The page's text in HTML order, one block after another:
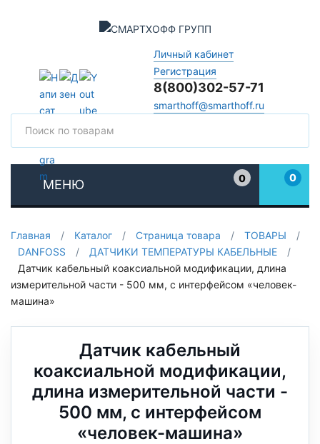
Личный кабинет
Регистрация
8(800)302-57-71
smarthoff@smarthoff.ru
МЕНЮ
0
0
Главная / Каталог / Страница товара / ТОВАРЫ
/
DANFOSS
/ ДАТЧИКИ ТЕМПЕРАТУРЫ КАБЕЛЬНЫЕ
/
Датчик кабельный коаксиальной модификации, длина
измерительной части - 500 мм, с интерфейсом «человек-
машина»
Датчик кабельный
коаксиальной модификации,
длина измерительной части -
500 мм, с интерфейсом
«человек-машина»